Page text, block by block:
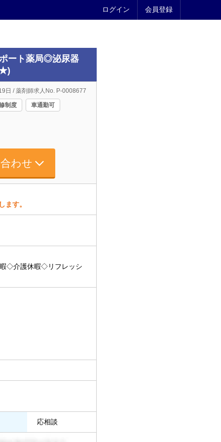
ログイン 会員登録
ート薬局◎泌尿器
★)
日 / 薬剤師求人No. P-0008677
制度 車通勤可
わせ
ます。
◇介護休暇◇リフレッシ
応相談